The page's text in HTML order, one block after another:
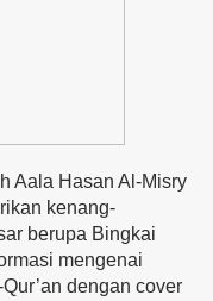
Aala Hasan Al-Misry
kenang-
berupa Bingkai
mengenai
dengan cover